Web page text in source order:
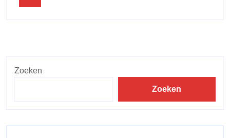
Zoeken
Zoeken